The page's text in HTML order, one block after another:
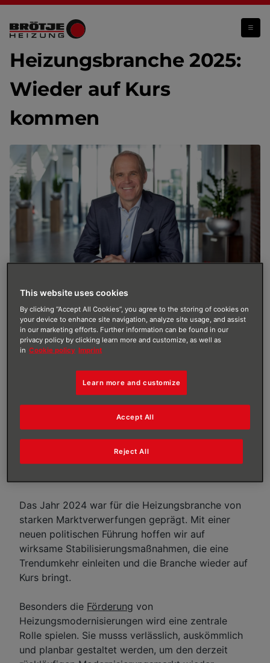
Ausblick: die Heizungsbranche im Jahr 2025
Heizungsbranche 2025:
Wieder auf Kurs
kommen
Ausblick auf das Jahr 2025.
AUGUST BRÖTJE GMBH
Ein herausforderndes Jahr für die Heizungsbranche
liegt hinter uns und das neue Jahr ist erst wenige
Wochen alt. Zeit, nach vorne zu blicken. Carl
Isenbeck, Bereichsleitung Marketing, August Brötje
Das Jahr 2024 war für die Heizungsbranche von
starken Marktverwerfungen geprägt. Mit einer
neuen politischen Führung hoffen wir auf
wirksame Stabilisierungsmaßnahmen, die eine
Trendumkehr einleiten und die Branche wieder auf
Kurs bringt.
Besonders die Förderung von
Heizungsmodernisierungen wird eine zentrale
Rolle spielen. Sie musss verlässlich, auskömmlich
und planbar gestaltet werden, um den derzeit
This website uses cookies
By clicking “Accept All Cookies”, you agree to the storing of cookies on
your device to enhance site navigation, analyze site usage, and assist
in our marketing efforts. Further information can be found in our
privacy policy by clicking learn more and customize, as well as
in Cookie policy Imprint
Learn more and customize
Reject All
Accept All